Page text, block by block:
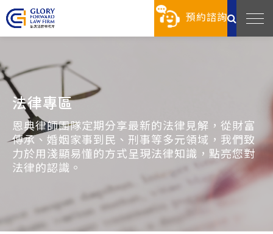
預約諮詢
法律專區
恩典律師團隊定期分享最新的法律見解，從財富
傳承、婚姻家事到民、刑事等多元領域，我們致
力於用淺顯易懂的方式呈現法律知識，點亮您對
法律的認識。